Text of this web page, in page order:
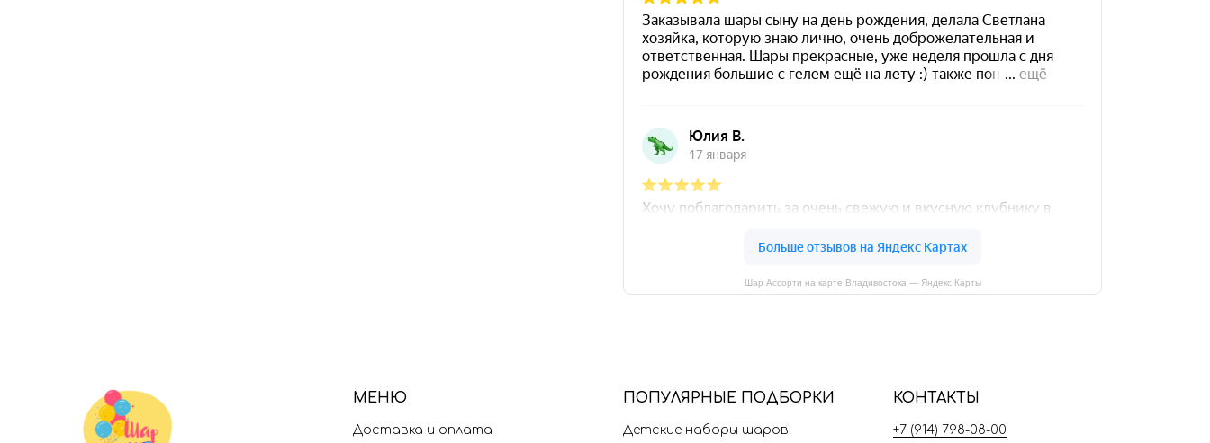
Шар Ассорти на карте Владивостока — Яндекс Карты
МЕНЮ
Доставка и оплата
ПОПУЛЯРНЫЕ ПОДБОРКИ
Детские наборы шаров
КОНТАКТЫ
+7 (914) 798-08-00